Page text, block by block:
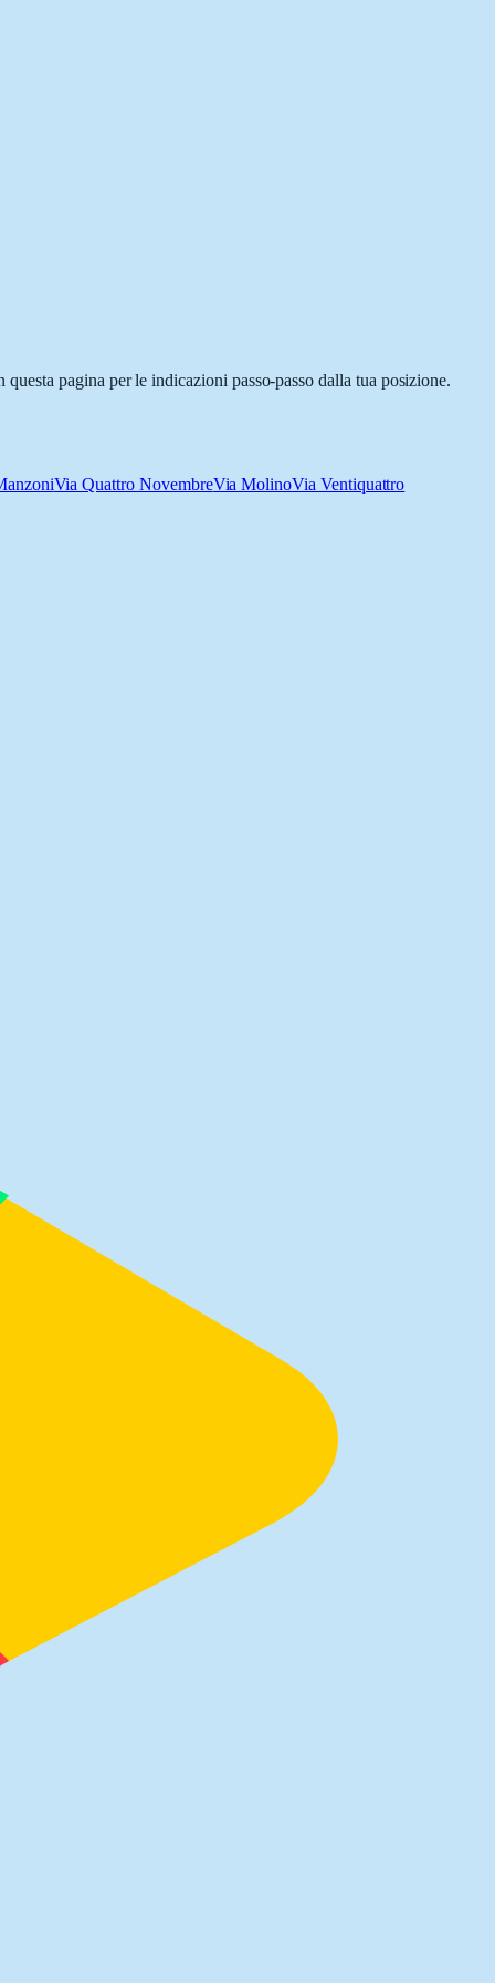
pagina per le indicazioni passo-passo dalla tua posizione.
Via Quattro NovembreVia MolinoVia Ventiquattro